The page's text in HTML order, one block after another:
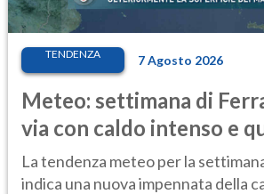
TENDENZA 7 Agosto 2026
Meteo: settimana di
via con caldo intenso e
temporale
La tendenza meteo per la
indica una nuova impennata della